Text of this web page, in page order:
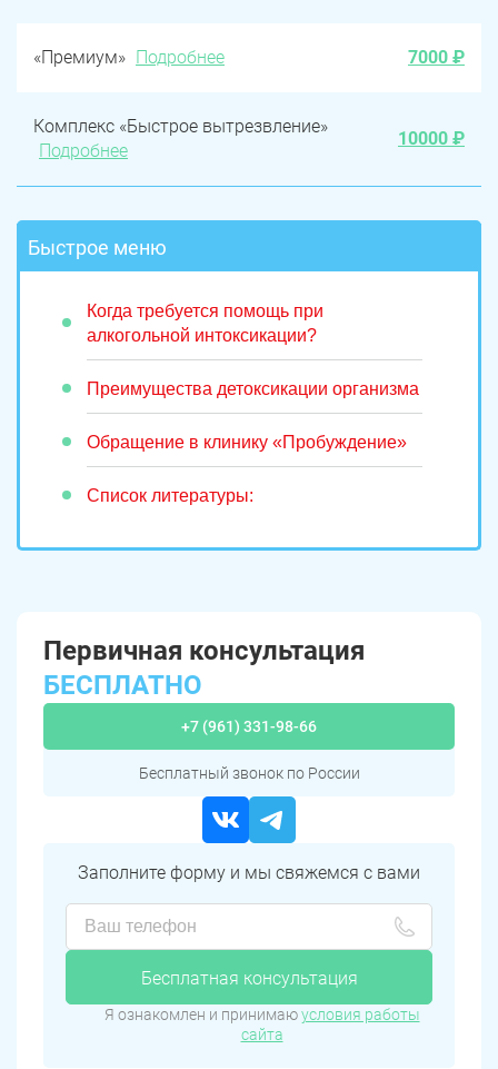
«Премиум» Подробнее 7000 ₽
Комплекс «Быстрое вытрезвление»
Подробнее
10000 ₽
Быстрое меню
Когда требуется помощь при
алкогольной интоксикации?
Преимущества детоксикации организма
Обращение в клинику «Пробуждение»
Список литературы:
Первичная консультация
БЕСПЛАТНО
+7 (961) 331-98-66
Бесплатный звонок по России
Заполните форму и мы свяжемся с вами
Бесплатная консультация
Я ознакомлен и принимаюусловия работы
сайта